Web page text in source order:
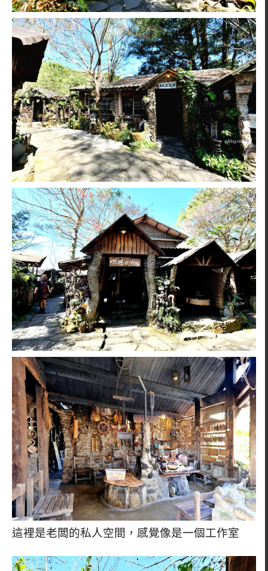
這裡是老闆的私人空間，感覺像是一個工作室